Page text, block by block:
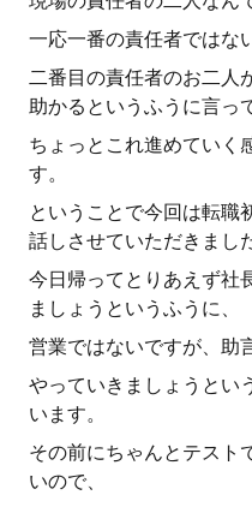
一応一番の責任者ではな
二番目の責任者のお二人
助かるというふうに言っ
ちょっとこれ進めていく
す。
ということで今回は転職
話しさせていただきまし
今日帰ってとりあえず社
ましょうというふうに、
営業ではないですが、助
やっていきましょうとい
います。
その前にちゃんとテスト
いので、